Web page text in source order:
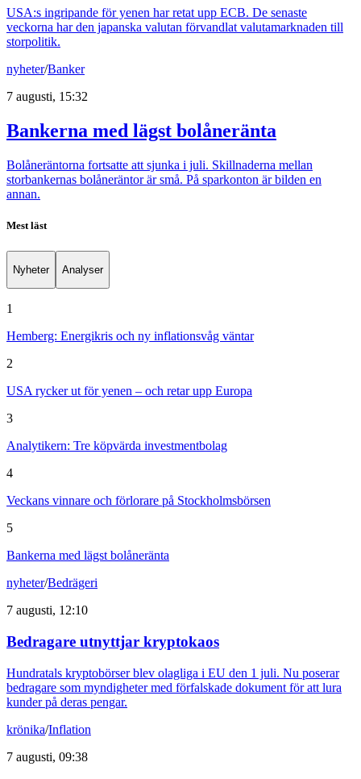
USA:s ingripande för yenen har retat upp ECB. De senaste
veckorna har den japanska valutan förvandlat valutamarknaden till
storpolitik.
nyheter/Banker
7 augusti, 15:32
Bankerna med lägst bolåneränta
Bolåneräntorna fortsatte att sjunka i juli. Skillnaderna mellan
storbankernas bolåneräntor är små. På sparkonton är bilden en
annan.
Mest läst
Nyheter Analyser
1
Hemberg: Energikris och ny inflationsvåg väntar
2
USA rycker ut för yenen – och retar upp Europa
3
Analytikern: Tre köpvärda investmentbolag
4
Veckans vinnare och förlorare på Stockholmsbörsen
5
Bankerna med lägst bolåneränta
nyheter/Bedrägeri
7 augusti, 12:10
Bedragare utnyttjar kryptokaos
Hundratals kryptobörser blev olagliga i EU den 1 juli. Nu poserar
bedragare som myndigheter med förfalskade dokument för att lura
kunder på deras pengar.
krönika/Inflation
7 augusti, 09:38